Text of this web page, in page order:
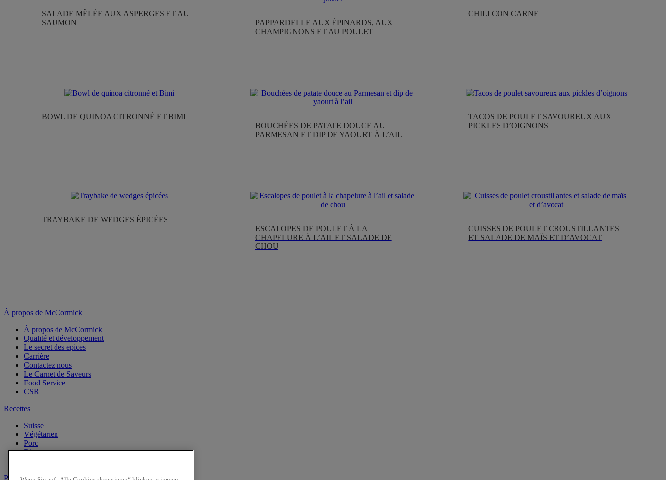
SALADE MÊLÉE AUX ASPERGES ET AU
SAUMON
PAPPARDELLE AUX ÉPINARDS, AUX
CHAMPIGNONS ET AU POULET
CHILI CON CARNE
BOWL DE QUINOA CITRONNÉ ET BIMI
BOUCHÉES DE PATATE DOUCE AU
PARMESAN ET DIP DE YAOURT À L’AIL
TACOS DE POULET SAVOUREUX AUX
PICKLES D’OIGNONS
TRAYBAKE DE WEDGES ÉPICÉES
ESCALOPES DE POULET À LA
CHAPELURE À L’AIL ET SALADE DE
CHOU
CUISSES DE POULET CROUSTILLANTES
ET SALADE DE MAÏS ET D’AVOCAT
À propos de McCormick
À propos de McCormick
Qualité et développement
Le secret des epices
Carrière
Contactez nous
Le Carnet de Saveurs
Food Service
CSR
Recettes
Suisse
Végétarien
Porc
Riz
Produits